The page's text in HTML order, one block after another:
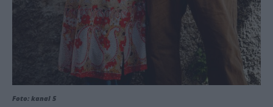
Foto: kanal 5